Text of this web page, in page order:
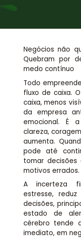
Negócios não
Quebram por
medo contínuo
Todo
fluxo de caixa.
caixa, menos
da empresa
emocional. É
clareza,
aumenta.
pode até
tomar
motivos errados.
A incerteza
estresse,
decisões,
estado de
cérebro tende
imediato, em